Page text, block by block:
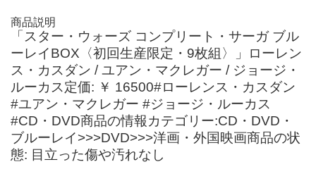
商品説明
「スター・ウォーズ コンプリート・サーガ ブル
ーレイBOX〈初回生産限定・9枚組〉」ローレン
ス・カスダン / ユアン・マクレガー / ジョージ・
ルーカス定価: ￥ 16500#ローレンス・カスダン
#ユアン・マクレガー #ジョージ・ルーカス
#CD・DVD商品の情報カテゴリー:CD・DVD・
ブルーレイ>>>DVD>>>洋画・外国映画商品の状
態: 目立った傷や汚れなし